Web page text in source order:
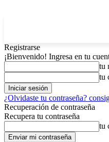
Registrarse
¡Bienvenido! Ingresa en tu
tu
tu
¿Olvidaste tu contraseña?
Recuperación de contraseña
Recupera tu contraseña
tu